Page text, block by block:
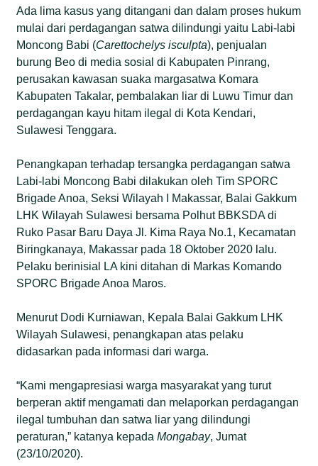
Ada lima kasus yang ditangani dan dalam proses hukum
mulai dari perdagangan satwa dilindungi yaitu Labi-labi
Moncong Babi (Carettochelys isculpta), penjualan
burung Beo di media sosial di Kabupaten Pinrang,
perusakan kawasan suaka margasatwa Komara
Kabupaten Takalar, pembalakan liar di Luwu Timur dan
perdagangan kayu hitam ilegal di Kota Kendari,
Sulawesi Tenggara.
Penangkapan terhadap tersangka perdagangan satwa
Labi-labi Moncong Babi dilakukan oleh Tim SPORC
Brigade Anoa, Seksi Wilayah I Makassar, Balai Gakkum
LHK Wilayah Sulawesi bersama Polhut BBKSDA di
Ruko Pasar Baru Daya Jl. Kima Raya No.1, Kecamatan
Biringkanaya, Makassar pada 18 Oktober 2020 lalu.
Pelaku berinisial LA kini ditahan di Markas Komando
SPORC Brigade Anoa Maros.
Menurut Dodi Kurniawan, Kepala Balai Gakkum LHK
Wilayah Sulawesi, penangkapan atas pelaku
didasarkan pada informasi dari warga.
“Kami mengapresiasi warga masyarakat yang turut
berperan aktif mengamati dan melaporkan perdagangan
ilegal tumbuhan dan satwa liar yang dilindungi
peraturan,” katanya kepadaMongabay, Jumat
(23/10/2020).